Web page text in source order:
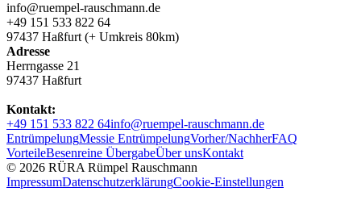
info@ruempel-rauschmann.de
+49 151 533 822 64
97437 Haßfurt (+ Umkreis 80km)
Adresse
Herrngasse 21
97437 Haßfurt
Kontakt:
+49 151 533 822 64info@ruempel-rauschmann.de
EntrümpelungMessie EntrümpelungVorher/NachherFAQ
VorteileBesenreine ÜbergabeÜber unsKontakt
© 2026 RÜRA Rümpel Rauschmann
ImpressumDatenschutzerklärungCookie-Einstellungen